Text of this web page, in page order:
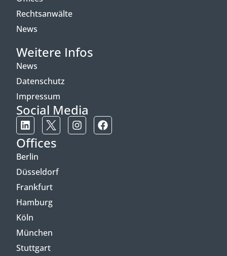
Rechtsanwälte
News
Weitere Infos
News
Datenschutz
Impressum
Social Media
Offices
Berlin
Düsseldorf
Frankfurt
Hamburg
Köln
München
Stuttgart